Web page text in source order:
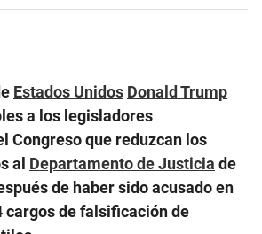
Estados Unidos Donald Trump
a los legisladores
Congreso que reduzcan los
al Departamento de Justicia de
de haber sido acusado en
cargos de falsificación de